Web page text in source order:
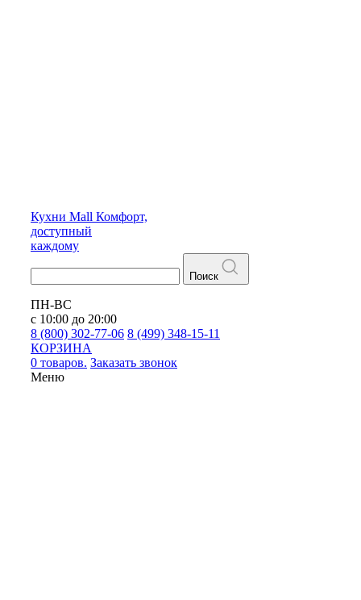
Кухни Mall Комфорт,
доступный
каждому
Поиск
ПН-ВС
с 10:00 до 20:00
8 (800) 302-77-06 8 (499) 348-15-11
КОРЗИНА
0 товаров. Заказать звонок
Меню